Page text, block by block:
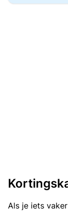
Als je iets